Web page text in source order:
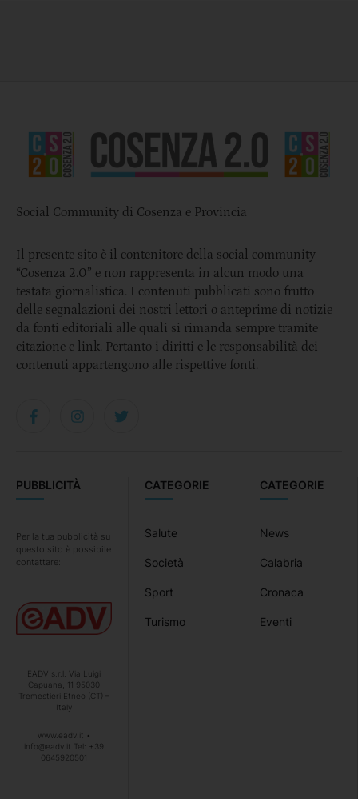
CATEGORIE
News
Calabria
Cronaca
Eventi
CATEGORIE
Salute
Società
Sport
Turismo
PUBBLICITÀ
Per la tua pubblicità su
questo sito è possibile
contattare:
EADV s.r.l. Via Luigi
Capuana, 11 95030
Tremestieri Etneo (CT) –
Italy
www.eadv.it •
info@eadv.it Tel: +39
0645920501
Social Community di Cosenza e Provincia
Il presente sito è il contenitore della social community
“Cosenza 2.0” e non rappresenta in alcun modo una
testata giornalistica. I contenuti pubblicati sono frutto
delle segnalazioni dei nostri lettori o anteprime di notizie
da fonti editoriali alle quali si rimanda sempre tramite
citazione e link. Pertanto i diritti e le responsabilità dei
contenuti appartengono alle rispettive fonti.